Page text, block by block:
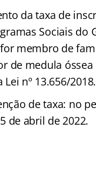
da taxa de
Sociais do
membro de
de medula
nº 13.656/2018.
de taxa: no
de abril de 2022.